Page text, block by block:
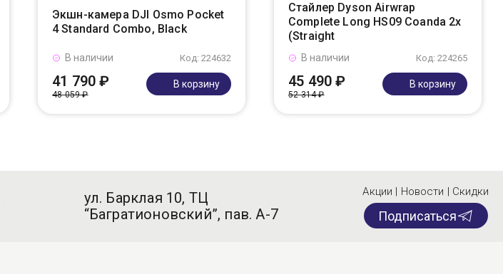
Экшн-камера DJI Osmo Pocket
4 Standard Combo, Black
Код: 224632
В наличии
41 790 ₽
48 059 ₽
В корзину
Стайлер Dyson Airwrap
Complete Long HS09 Coanda 2x
(Straight
Код: 224265
В наличии
45 490 ₽
52 314 ₽
В корзину
ул. Барклая 10, ТЦ
“Багратионовский”, пав. А-7
Акции | Новости | Скидки
Подписаться